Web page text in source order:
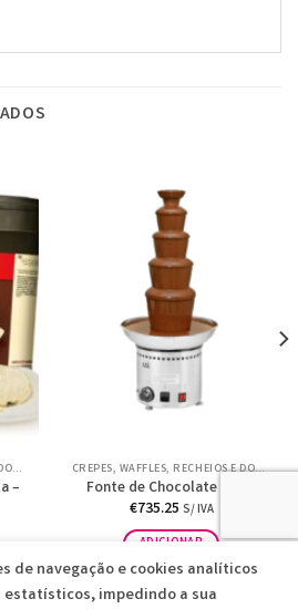
CREPES, WAFFLES, RECHEIOS E DOCES
–
CREPES, WAFFLES, RECHEIOS E DOCES
Fonte de Chocolate – udx
€735.25 S/ IVA
ADICIONAR
de navegação e cookies analíticos
estatísticos, impedindo a sua